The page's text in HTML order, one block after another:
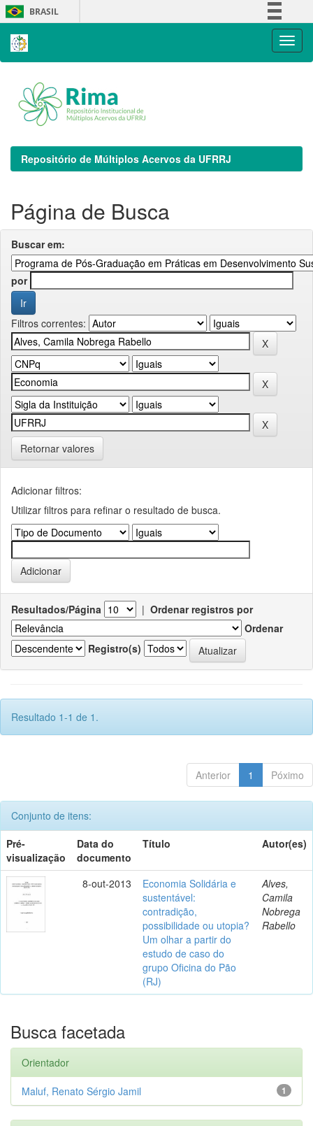
Skip
navigation
BRASIL
Repositório de Múltiplos Acervos da UFRRJ
Página de Busca
Buscar em:
por
Filtros correntes:
Retornar valores
Adicionar filtros:
Utilizar filtros para refinar o resultado de busca.
Resultados/Página | Ordenar registros por
Ordenar
Registro(s)
Resultado 1-1 de 1.
Anterior 1 Póximo
Conjunto de itens:
Pré-
visualização
Data do
documento
Título Autor(es)
8-out-2013
Economia Solidária e
sustentável:
contradição,
possibilidade ou utopia?
Um olhar a partir do
estudo de caso do
grupo Oficina do Pão
(RJ)
Alves,
Camila
Nobrega
Rabello
Busca facetada
Orientador
1
Maluf, Renato Sérgio Jamil